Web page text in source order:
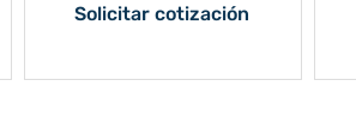
Solicitar cotización